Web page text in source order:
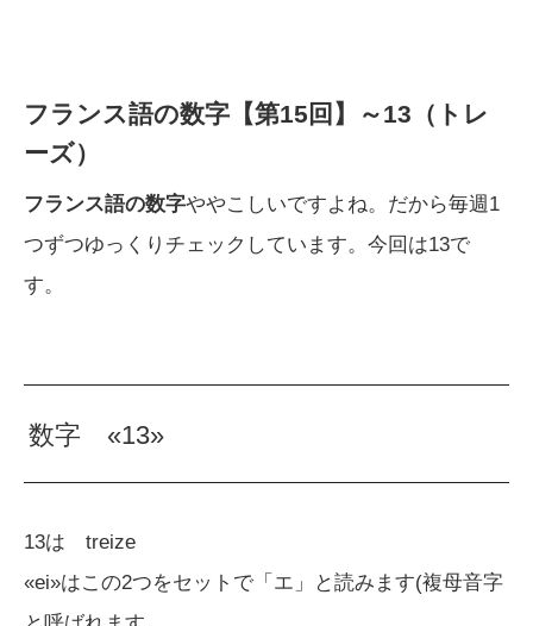
フランス語の数字【第15回】～13（トレ
ーズ）
フランス語の数字ややこしいですよね。だから毎週1
つずつゆっくりチェックしています。今回は13で
す。
数字 «13»
13は treize
«ei»はこの2つをセットで「エ」と読みます(複母音字